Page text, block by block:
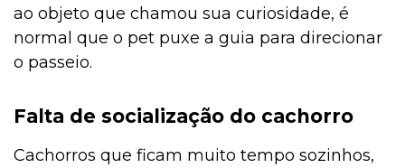
ao objeto que chamou sua curiosidade, é
normal que o pet puxe a guia para direcionar
o passeio.
Falta de socialização do cachorro
Cachorros que ficam muito tempo sozinhos,